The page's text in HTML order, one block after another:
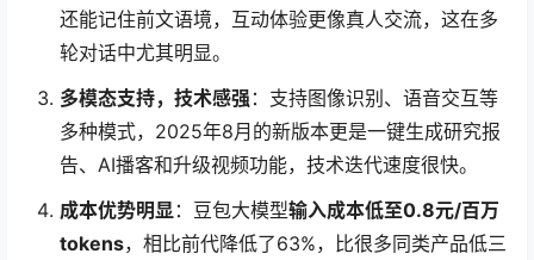
还能记住前文语境，互动体验更像真人交流，这在多
轮对话中尤其明显。
多模态支持，技术感强 ：支持图像识别、语音交互等
多种模式，2025年8月的新版本更是一键生成研究报
告、AI播客和升级视频功能，技术迭代速度很快。
成本优势明显：豆包大模型输入成本低至0.8元/百万
tokens，相比前代降低了63%，比很多同类产品低三